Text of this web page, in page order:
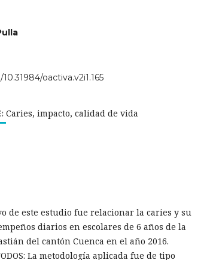
oactiva.v2i1.165
Caries, impacto, calidad de vida
de este estudio fue relacionar la caries y su
diarios en escolares de 6 años de la
del cantón Cuenca en el año 2016.
La metodología aplicada fue de tipo